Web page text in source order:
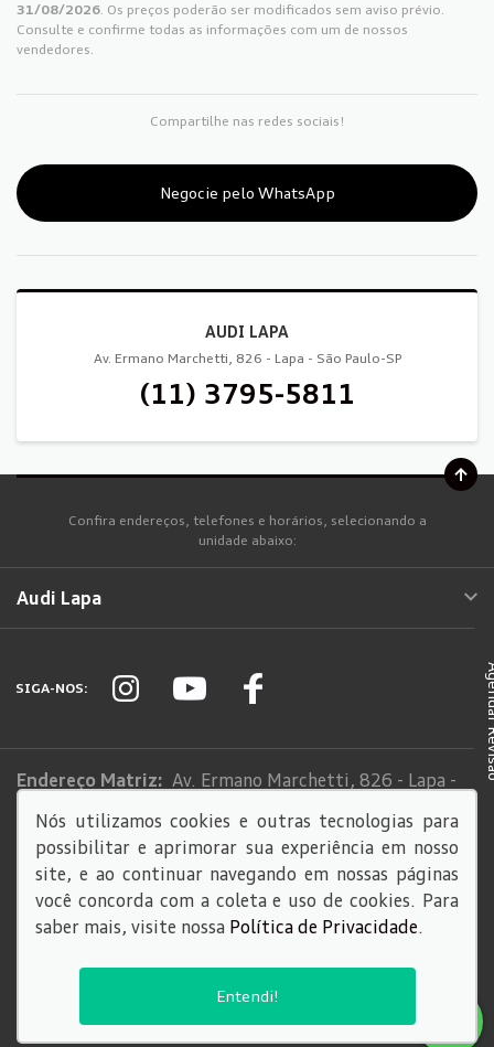
31/08/2026. Os preços poderão ser modificados sem aviso prévio.
Consulte e confirme todas as informações com um de nossos
vendedores.
Compartilhe nas redes sociais!
Negocie pelo WhatsApp
AUDI LAPA
Av. Ermano Marchetti, 826 - Lapa - São Paulo-SP
(11) 3795-5811
Confira endereços, telefones e horários, selecionando a
unidade abaixo:
Audi Lapa
SIGA-NOS:
Endereço Matriz: Av. Ermano Marchetti, 826 - Lapa -
Sistema de informações de Créditos (SCR)
Código de Conduta
Política de privacidade
Nós utilizamos cookies e outras tecnologias para
possibilitar e aprimorar sua experiência em nosso
site, e ao continuar navegando em nossas páginas
você concorda com a coleta e uso de cookies. Para
saber mais, visite nossa Política de Privacidade.
Entendi!